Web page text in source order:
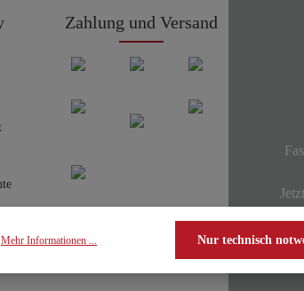
Zahlung und Versand
Mehr Informationen ... Nur technisch